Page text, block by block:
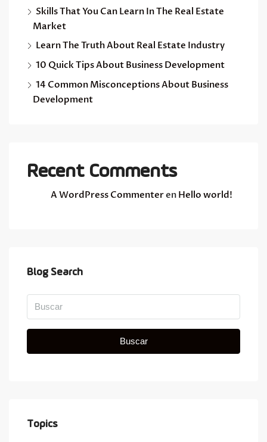
Skills That You Can Learn In The Real Estate
Market
Learn The Truth About Real Estate Industry
10 Quick Tips About Business Development
14 Common Misconceptions About Business
Development
Recent Comments
A WordPress Commenteren Hello world!
Blog Search
Buscar
Topics